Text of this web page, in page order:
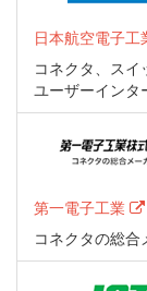
日本航空電子工
コネクタ、スイ
ユーザーインタ
第一電子工業
コネクタの総合